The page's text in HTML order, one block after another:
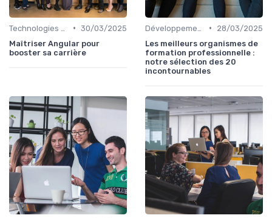
• 30/03/2025
Maîtriser Angular pour
booster sa carrière
•
28/03/2025
Les meilleurs organismes de
formation professionnelle :
notre sélection des 20
incontournables